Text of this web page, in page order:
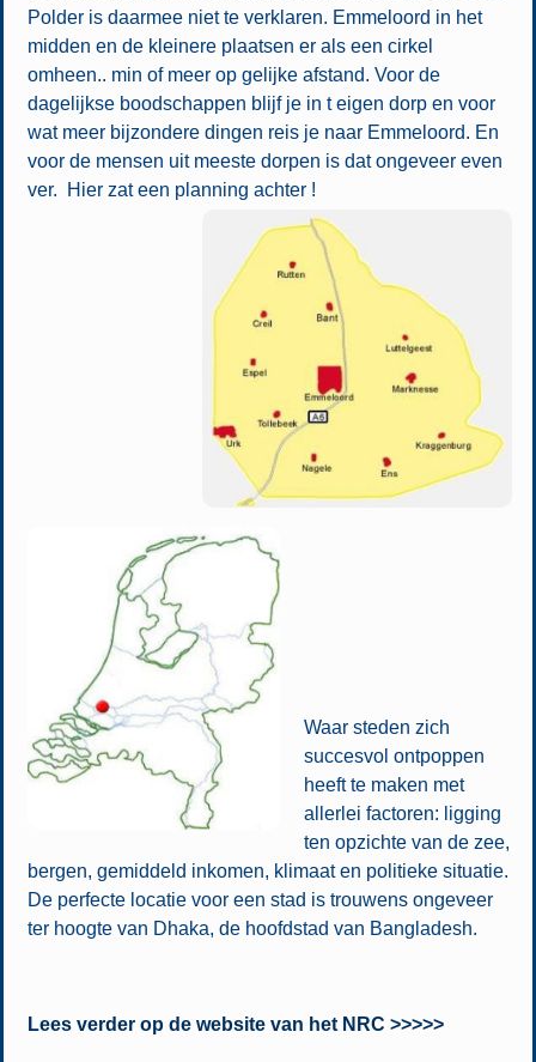
Polder is daarmee niet te verklaren. Emmeloord in het
midden en de kleinere plaatsen er als een cirkel
omheen.. min of meer op gelijke afstand. Voor de
dagelijkse boodschappen blijf je in t eigen dorp en voor
wat meer bijzondere dingen reis je naar Emmeloord. En
voor de mensen uit meeste dorpen is dat ongeveer even
ver. Hier zat een planning achter !
Waar steden zich
succesvol ontpoppen
heeft te maken met
allerlei factoren: ligging
ten opzichte van de zee,
bergen, gemiddeld inkomen, klimaat en politieke situatie.
De perfecte locatie voor een stad is trouwens ongeveer
ter hoogte van Dhaka, de hoofdstad van Bangladesh.
Lees verder op de website van het NRC >>>>>